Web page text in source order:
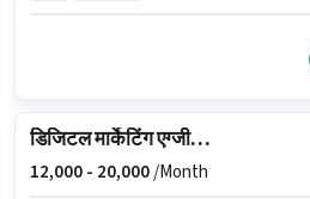
डिजिटल मार्केटिंग एग्जीक्यूटिव
12,000 - 20,000/Month